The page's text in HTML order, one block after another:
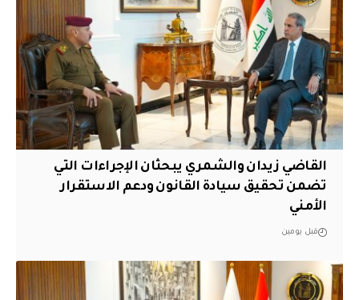
القاضي زيدان والشمري يبحثان الإجراءات التي
تضمن تحقيق سيادة القانون ودعم الاستقرار
الأمني
قبل يومين